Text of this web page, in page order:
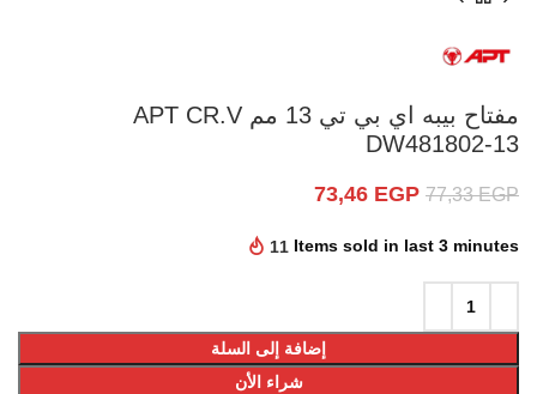
مفتاح بيبه اي بي تي 13 مم APT CR.V
DW481802-13
77,33EGP
73,46 EGP
11 Items sold in last 3 minutes
إضافة إلى السلة
شراء الأن